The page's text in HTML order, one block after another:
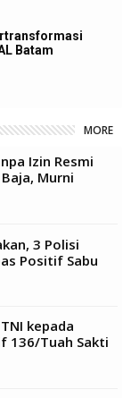
Batam
MORE
Izin Resmi
Murni
3 Polisi
Positif Sabu
kepada
136/Tuah Sakti
di Kampung